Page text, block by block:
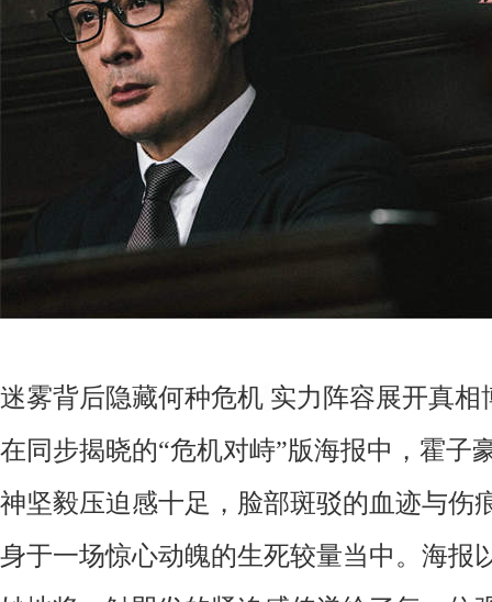
迷雾背后隐藏何种危机 实力阵容展开真相
在同步揭晓的“危机对峙”版海报中，霍子
神坚毅压迫感十足，脸部斑驳的血迹与伤
身于一场惊心动魄的生死较量当中。海报